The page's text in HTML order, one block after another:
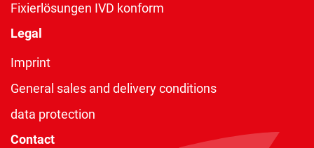
Fixierlösungen IVD konform
Legal
Imprint
General sales and delivery conditions
data protection
Contact